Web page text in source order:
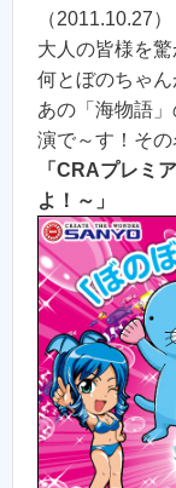
（2011.10.27）
大人の皆様を
何とぼのちゃ
あの「海物語
演で～す！その
「CRAプレミ
よ！～」